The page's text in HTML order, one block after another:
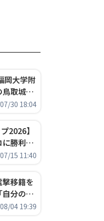
岡大学附
取城北
岐阜女
30 18:04
2026】
勝利し
位通
15 11:40
移籍を
分のエ
ため
04 19:39